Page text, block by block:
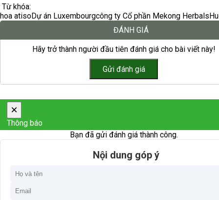
Từ khóa:
hoa atisoDự án Luxembourgcông ty Cổ phần Mekong Herbals
ĐÁNH GIÁ
Hãy trở thành người đầu tiên đánh giá cho bài viết này!
×
Thông báo
Bạn đã gửi đánh giá thành công.
Nội dung góp ý